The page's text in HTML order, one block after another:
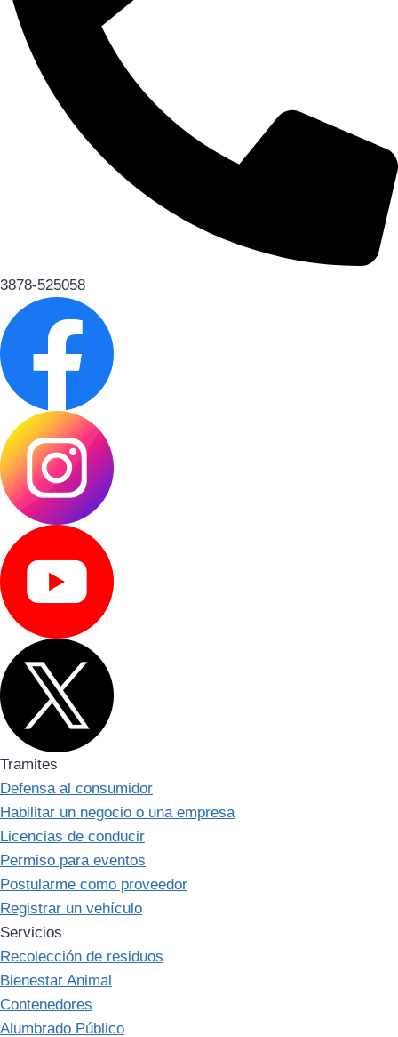
3878-525058
Tramites
Defensa al consumidor
Habilitar un negocio o una empresa
Licencias de conducir
Permiso para eventos
Postularme como proveedor
Registrar un vehículo
Servicios
Recolección de residuos
Bienestar Animal
Contenedores
Alumbrado Público